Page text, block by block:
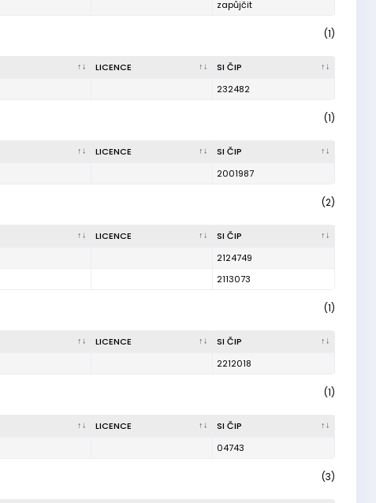
zapůjčit
(1)
LICENCE
SI ČIP
232482
(1)
LICENCE
SI ČIP
2001987
(2)
LICENCE
SI ČIP
2124749
2113073
(1)
LICENCE
SI ČIP
2212018
(1)
LICENCE
SI ČIP
04743
(3)